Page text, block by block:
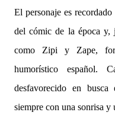
El personaje es
del cómic de la época y,
como Zipi y Zape,
humorístico español.
desfavorecido en
siempre con una sonrisa y